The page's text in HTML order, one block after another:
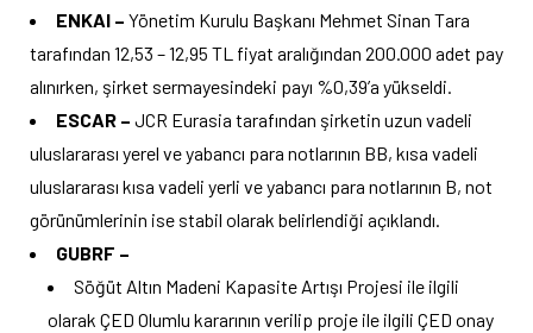
ENKAI – Yönetim Kurulu Başkanı Mehmet Sinan Tara
tarafından 12,53 – 12,95 TL fiyat aralığından 200.000 adet pay
alınırken, şirket sermayesindeki payı %0,39’a yükseldi.
ESCAR – JCR Eurasia tarafından şirketin uzun vadeli
uluslararası yerel ve yabancı para notlarının BB, kısa vadeli
uluslararası kısa vadeli yerli ve yabancı para notlarının B, not
görünümlerinin ise stabil olarak belirlendiği açıklandı.
GUBRF –
Söğüt Altın Madeni Kapasite Artışı Projesi ile ilgili
olarak ÇED Olumlu kararının verilip proje ile ilgili ÇED onay